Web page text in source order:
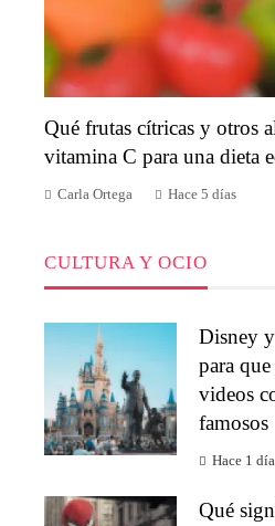
Qué frutas cítricas y otros
vitamina C para una dieta
Carla Ortega Hace 5 días
CULTURA Y OCIO
Disney
para
videos
famosos
Hace 1 día
Qué